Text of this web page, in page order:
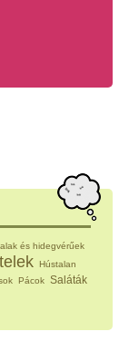
és hidegvérűek
Hústalan
Pácok Saláták